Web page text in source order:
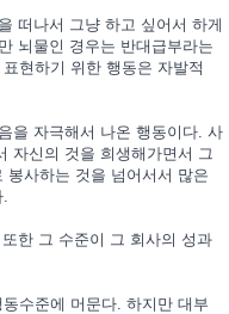
떠나서 그냥 하고 싶어서 하게
뇌물인 경우는 반대급부라는
현하기 위한 행동은 자발적
을 자극해서 나온 행동이다. 사
자신의 것을 희생해가면서 그
사하는 것을 넘어서서 많은
.
한 그 수준이 그 회사의 성과
수준에 머문다. 하지만 대부